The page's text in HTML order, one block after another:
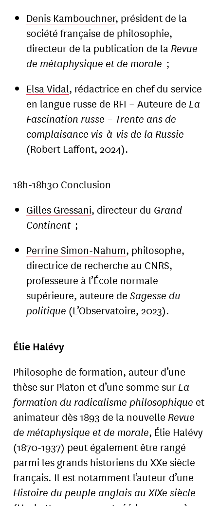
Denis Kambouchner, président de la
société française de philosophie,
directeur de la publication de laRevue
de métaphysique et de morale ;
Elsa Vidal, rédactrice en chef du service
en langue russe de RFI – Auteure de La
Fascination russe – Trente ans de
complaisance vis-à-vis de la Russie
(Robert Laffont, 2024).
18h-18h30 Conclusion
Gilles Gressani, directeur du Grand
Continent ;
Perrine Simon-Nahum, philosophe,
directrice de recherche au CNRS,
professeure à l’École normale
supérieure, auteure de Sagesse du
politique (L’Observatoire, 2023).
Élie Halévy
Philosophe de formation, auteur d’une
thèse sur Platon et d’une somme sur La
formation du radicalisme philosophique et
animateur dès 1893 de la nouvelle Revue
de métaphysique et de morale, Élie Halévy
(1870-1937) peut également être rangé
parmi les grands historiens du XXe siècle
français. Il est notamment l’auteur d’une
Histoire du peuple anglais au XIXe siècle